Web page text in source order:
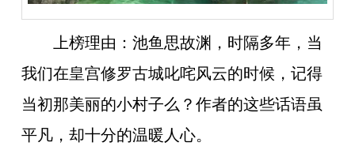
上榜理由： 池鱼思故渊，时隔多年，当
我们在皇宫修罗古城叱咤风云的时候，记得
当初那美丽的小村子么？作者的这些话语虽
平凡，却十分的温暖人心。